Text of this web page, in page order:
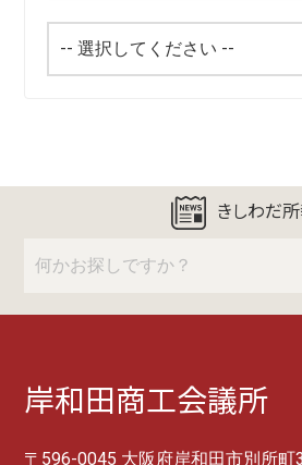
きしわだ
岸和田商工会議所
〒596-0045 大阪府岸和田市別所町